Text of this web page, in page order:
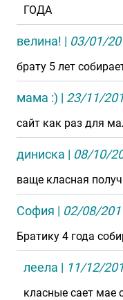
ГОДА
велина! | 03/01/
брату 5 лет
мама :) | 23/11/
сайт как раз для
диниска | 08/10/
ваще класная
София | 02/08/
Братику 4 года
леела | 11/12/
класные сает мае